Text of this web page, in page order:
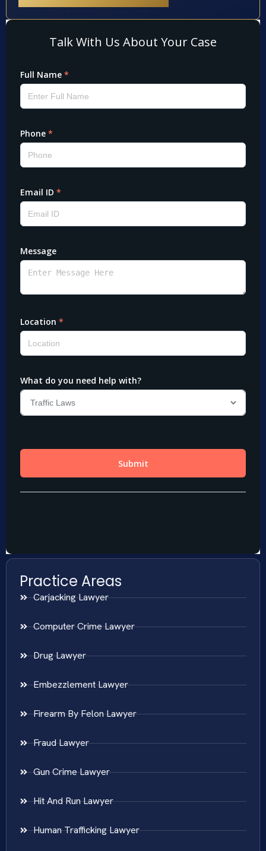
Practice Areas
Carjacking Lawyer
Computer Crime Lawyer
Drug Lawyer
Embezzlement Lawyer
Firearm By Felon Lawyer
Fraud Lawyer
Gun Crime Lawyer
Hit And Run Lawyer
Human Trafficking Lawyer